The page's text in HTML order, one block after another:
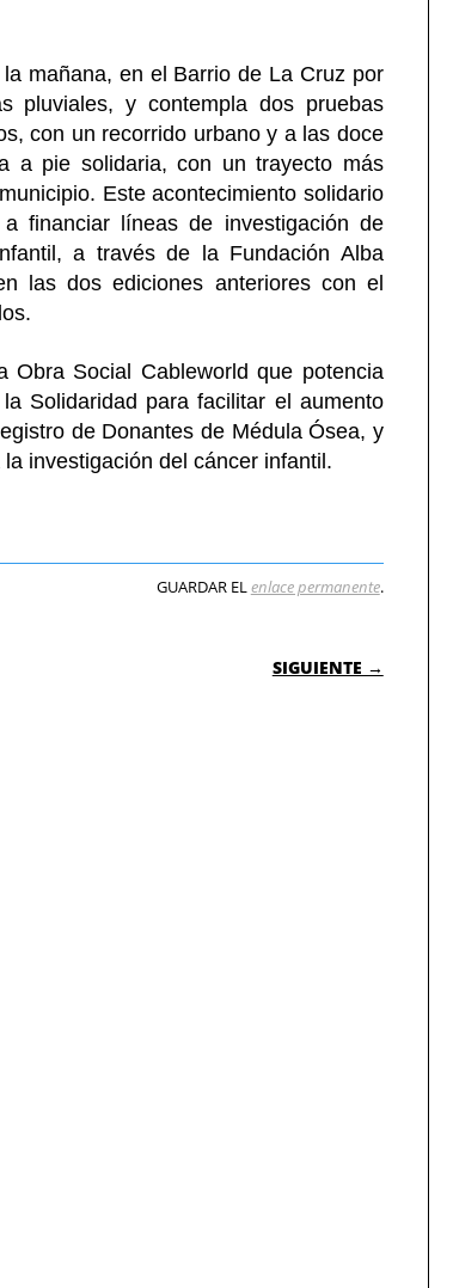
mañana, en el Barrio de La Cruz por
pluviales, y contempla dos pruebas
con un recorrido urbano y a las doce
a pie solidaria, con un trayecto más
Este acontecimiento solidario
financiar líneas de investigación de
a través de la Fundación Alba
las dos ediciones anteriores con el
Social Cableworld que potencia
Solidaridad para facilitar el aumento
de Donantes de Médula Ósea, y
investigación del cáncer infantil.
GUARDAR ELenlace permanente.
SIGUIENTE →